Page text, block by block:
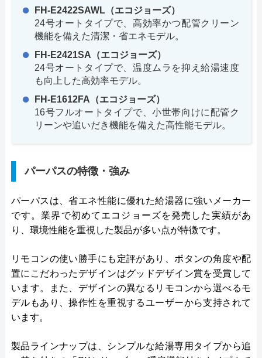
FH-E2422SAWL（エコジョーズ）
24号オートタイプで、高効率かつ配管クリーン
機能を備えた清潔・省エネモデル。
FH-E2421SA（エコジョーズ）
24号オートタイプで、温度ムラを抑え給湯速度
も向上した高効率モデル。
FH-E1612FA（エコジョーズ）
16号フルオートタイプで、小世帯向けに配管ク
リーンや追いだき機能を備えた高性能モデル。
パーパスの特徴・強み
パーパスは、省エネ性能に優れた給湯器に強いメーカー
です。業界で初めてエコジョーズを発売した実績があ
り、環境性能を重視した製品が多い点が特徴です。
リモコンの使い勝手にも定評があり、ボタンの角度や配
置にこだわったデザインはグッドデザイン賞を受賞して
います。また、デザインの異なるリモコンから選べるモ
デルもあり、操作性を重視するユーザーから支持されて
います。
製品ラインナップは、シンプルな給湯専用タイプから追